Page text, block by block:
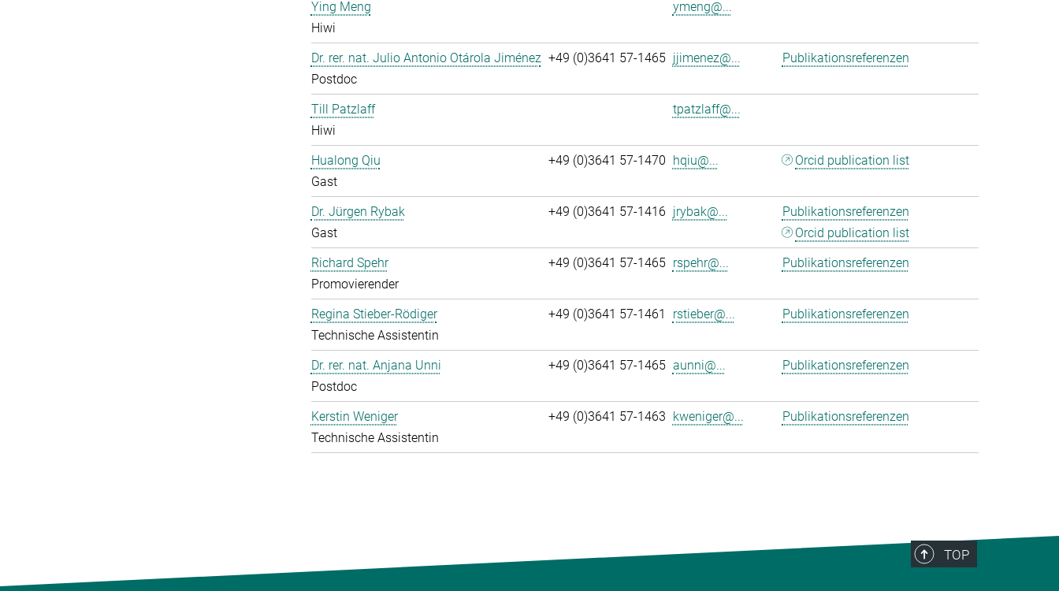
Ying Meng
Hiwi
ymeng@...
Dr. rer. nat. Julio Antonio Otárola Jiménez
Postdoc
+49 (0)3641 57-1465 jjimenez@... Publikationsreferenzen
Till Patzlaff
Hiwi
tpatzlaff@...
Hualong Qiu
Gast
+49 (0)3641 57-1470 hqiu@... Orcid publication list
Dr. Jürgen Rybak
Gast
+49 (0)3641 57-1416 jrybak@...
Publikationsreferenzen
Orcid publication list
Richard Spehr
Promovierender
+49 (0)3641 57-1465 rspehr@... Publikationsreferenzen
Regina Stieber-Rödiger
Technische Assistentin
+49 (0)3641 57-1461 rstieber@... Publikationsreferenzen
Dr. rer. nat. Anjana Unni
Postdoc
+49 (0)3641 57-1465 aunni@... Publikationsreferenzen
Kerstin Weniger
Technische Assistentin
+49 (0)3641 57-1463 kweniger@... Publikationsreferenzen
TOP